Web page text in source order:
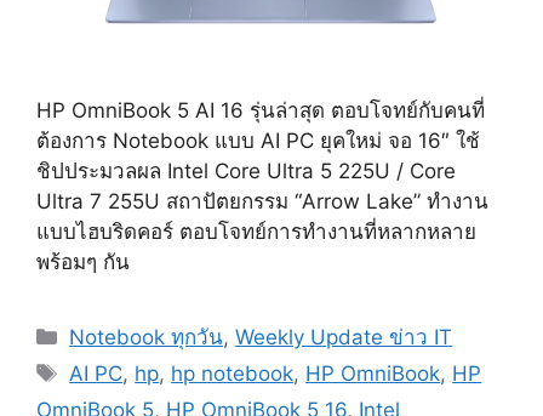
HP OmniBook 5 AI 16 รุ่นล่าสุด ตอบโจทย์กับคนที่
ต้องการ Notebook แบบ AI PC ยุคใหม่ จอ 16″ ใช้
ชิปประมวลผล Intel Core Ultra 5 225U / Core
Ultra 7 255U สถาปัตยกรรม “Arrow Lake” ทำงาน
แบบไฮบริดคอร์ ตอบโจทย์การทำงานที่หลากหลาย
พร้อมๆ กัน
Categories
Notebook ทุกวัน,Weekly Update ข่าว IT
Tags
AI PC, hp, hp notebook, HP OmniBook, HP
OmniBook 5, HP OmniBook 5 16, Intel